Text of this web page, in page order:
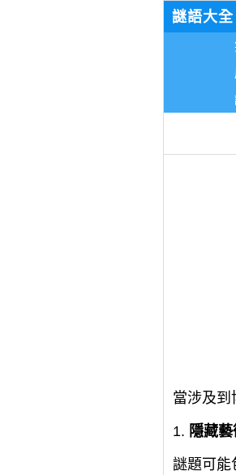
謎語大全
當涉及到
1. 隱藏
謎題可能